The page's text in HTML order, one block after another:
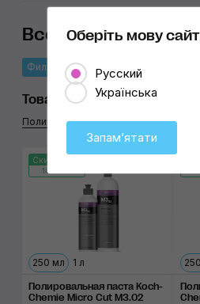
Все товары Koch-
Фильтры
Товар
Полировальные пасты12
Скидка 12%
105:28:16
250 мл 1 л
Полировальная паста Koch-
Chemie Micro Cut M3.02
Оберіть мову
Русский
Українська
Запамʼятати